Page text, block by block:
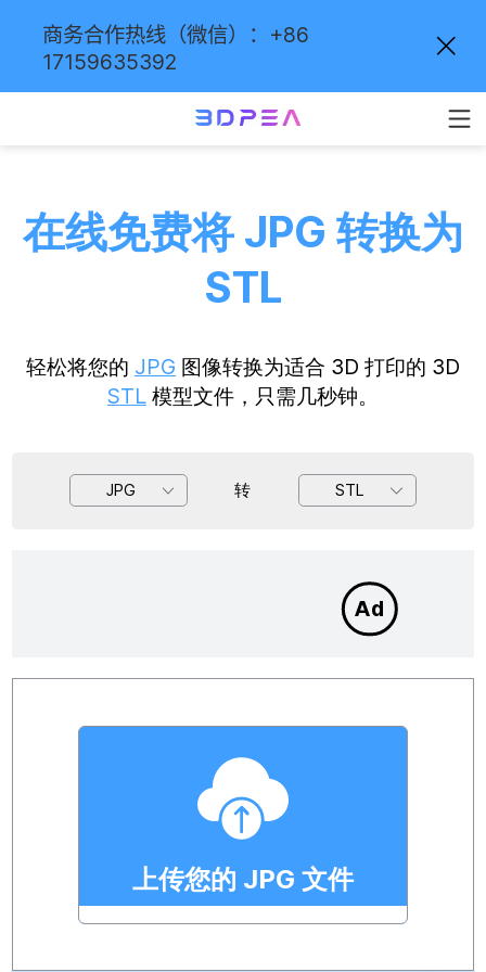
商务合作热线（微信）：+86
17159635392
在线免费将 JPG 转换为
STL
轻松将您的 JPG 图像转换为适合 3D 打印的 3D
STL 模型文件，只需几秒钟。
JPG 转 STL
上传您的 JPG 文件